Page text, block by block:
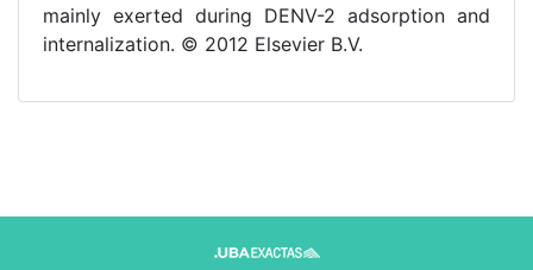
mainly exerted during DENV-2 adsorption and
internalization. © 2012 Elsevier B.V.